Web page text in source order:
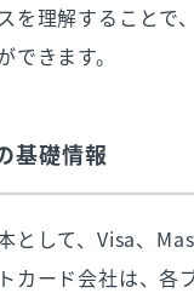
を理解することで
できます。
基礎情報
として、Visa、
カード会社は、各